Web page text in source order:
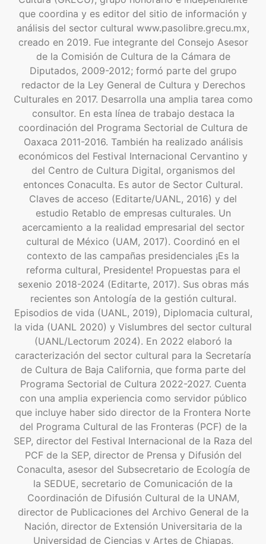
que coordina y es editor del sitio de información y
análisis del sector cultural www.pasolibre.grecu.mx,
creado en 2019. Fue integrante del Consejo Asesor
de la Comisión de Cultura de la Cámara de
Diputados, 2009-2012; formó parte del grupo
redactor de la Ley General de Cultura y Derechos
Culturales en 2017. Desarrolla una amplia tarea como
consultor. En esta línea de trabajo destaca la
coordinación del Programa Sectorial de Cultura de
Oaxaca 2011-2016. También ha realizado análisis
económicos del Festival Internacional Cervantino y
del Centro de Cultura Digital, organismos del
entonces Conaculta. Es autor de Sector Cultural.
Claves de acceso (Editarte/UANL, 2016) y del
estudio Retablo de empresas culturales. Un
acercamiento a la realidad empresarial del sector
cultural de México (UAM, 2017). Coordinó en el
contexto de las campañas presidenciales ¡Es la
reforma cultural, Presidente! Propuestas para el
sexenio 2018-2024 (Editarte, 2017). Sus obras más
recientes son Antología de la gestión cultural.
Episodios de vida (UANL, 2019), Diplomacia cultural,
la vida (UANL 2020) y Vislumbres del sector cultural
(UANL/Lectorum 2024). En 2022 elaboró la
caracterización del sector cultural para la Secretaría
de Cultura de Baja California, que forma parte del
Programa Sectorial de Cultura 2022-2027. Cuenta
con una amplia experiencia como servidor público
que incluye haber sido director de la Frontera Norte
del Programa Cultural de las Fronteras (PCF) de la
SEP, director del Festival Internacional de la Raza del
PCF de la SEP, director de Prensa y Difusión del
Conaculta, asesor del Subsecretario de Ecología de
la SEDUE, secretario de Comunicación de la
Coordinación de Difusión Cultural de la UNAM,
director de Publicaciones del Archivo General de la
Nación, director de Extensión Universitaria de la
Universidad de Ciencias y Artes de Chiapas,